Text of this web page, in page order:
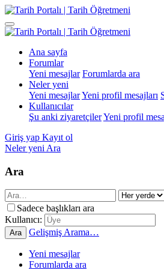
Ana sayfa
Forumlar
Yeni mesajlar Forumlarda ara
Neler yeni
Yeni mesajlarYeni profil mesajları
Kullanıcılar
Şu anki ziyaretçilerYeni profil
Giriş yap Kayıt ol
Neler yeni Ara
Ara
Sadece başlıkları ara
Kullanıcı:
Ara Gelişmiş Arama…
Yeni mesajlar
Forumlarda ara